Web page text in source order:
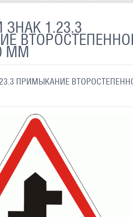
ДОРОЖНЫЕ ЗНАКИ
КРАСКА
СВЯЗАТЬСЯ С НАМИ
1.23.3
ММ
ПРИМЫКАНИЕ